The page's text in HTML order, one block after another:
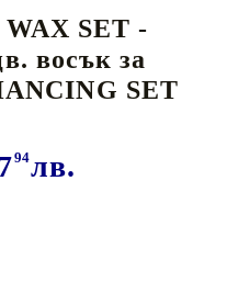
SET -
восък за
SET
94лв.